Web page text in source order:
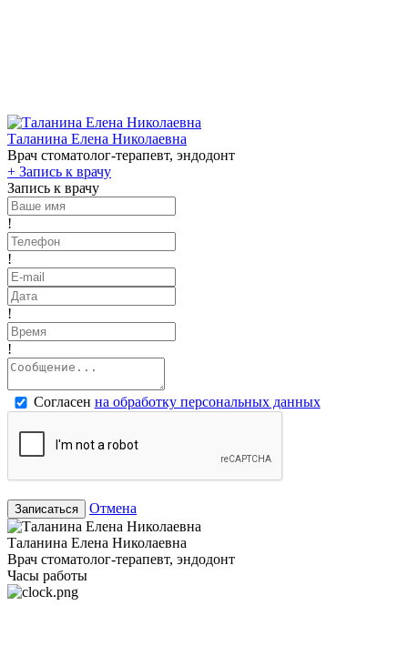
Таланина Елена Николаевна
Врач стоматолог-терапевт, эндодонт
+ Запись к врачу
Запись к врачу
!
!
!
!
Согласен на обработку персональных данных
Записаться Отмена
Таланина Елена Николаевна
Врач стоматолог-терапевт, эндодонт
Часы работы